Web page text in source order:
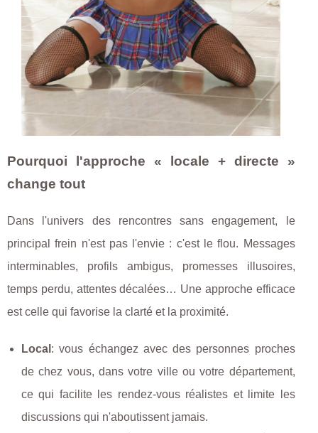
Pourquoi l'approche « locale + directe »
change tout
Dans l'univers des rencontres sans engagement, le
principal frein n'est pas l'envie : c'est le flou. Messages
interminables, profils ambigus, promesses illusoires,
temps perdu, attentes décalées… Une approche efficace
est celle qui favorise la clarté et la proximité.
Local : vous échangez avec des personnes proches
de chez vous, dans votre ville ou votre département,
ce qui facilite les rendez-vous réalistes et limite les
discussions qui n'aboutissent jamais.